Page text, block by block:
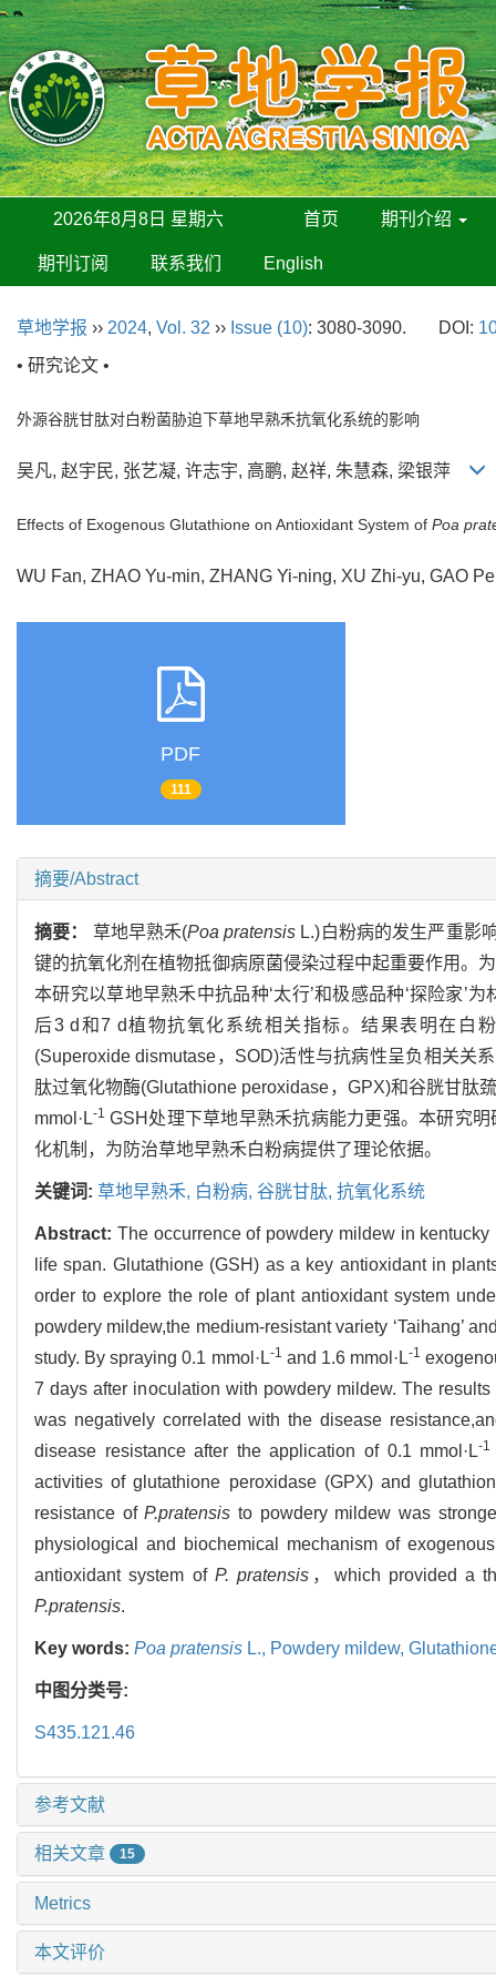
2026年8月8日 星期六 首页 期刊介绍
期刊订阅 联系我们 English
草地学报 ›› 2024, Vol. 32 ›› Issue (10): 3080-3090. DOI:
• 研究论文 •
外源谷胱甘肽对白粉菌胁迫下草地早熟禾抗氧化系统的影响
吴凡, 赵宇民, 张艺凝, 许志宇, 高鹏, 赵祥, 朱慧森, 梁银萍
Effects of Exogenous Glutathione on Antioxidant System of Poa
WU Fan, ZHAO Yu-min, ZHANG Yi-ning, XU Zhi-yu, GAO
PDF
111
摘要/Abstract
摘要： 草地早熟禾(Poa pratensis L.)白粉病的发生严重影
键的抗氧化剂在植物抵御病原菌侵染过程中起重要作用。
本研究以草地早熟禾中抗品种‘太行’和极感品种‘探险家’
后3 d和7 d植物抗氧化系统相关指标。结果表明在白
(Superoxide dismutase，SOD)活性与抗病性呈负相关关
肽过氧化物酶(Glutathione peroxidase，GPX)和谷胱甘肽
mmol·L-1 GSH处理下草地早熟禾抗病能力更强。本研究
化机制，为防治草地早熟禾白粉病提供了理论依据。
关键词: 草地早熟禾, 白粉病, 谷胱甘肽, 抗氧化系统
Abstract: The occurrence of powdery mildew in kentucky
life span. Glutathione (GSH) as a key antioxidant in
order to explore the role of plant antioxidant system
powdery mildew,the medium-resistant variety ‘Taihang’
study. By spraying 0.1 mmol·L-1 and 1.6 mmol·L-1
7 days after inoculation with powdery mildew. The
was negatively correlated with the disease
disease resistance after the application of 0.1 mmol·L-1
activities of glutathione peroxidase (GPX) and
resistance ofP.pratensis to powdery mildew was
physiological and biochemical mechanism of
antioxidant system of P. pratensis ，which provided a
P.pratensis.
Key words: Poa pratensis L., Powdery mildew,
中图分类号:
S435.121.46
参考文献
相关文章 15
Metrics
本文评价